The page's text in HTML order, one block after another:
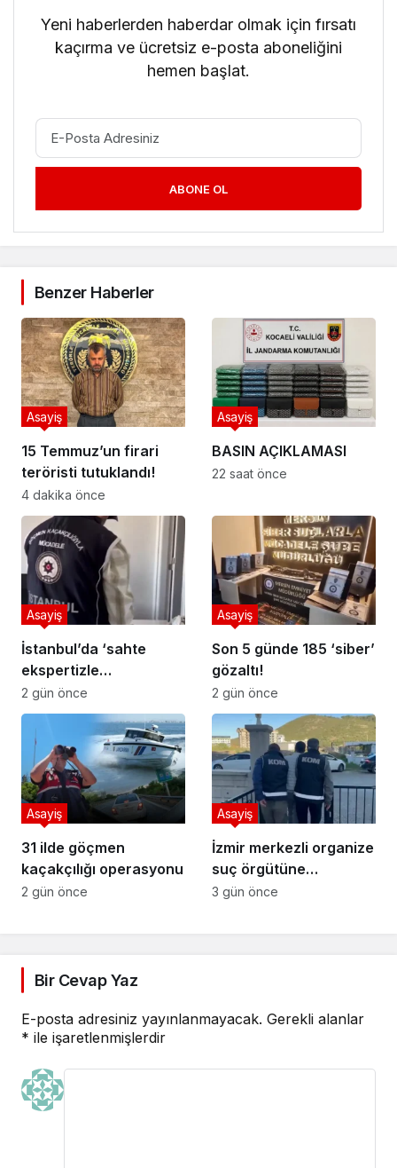
Yeni haberlerden haberdar olmak için fırsatı
kaçırma ve ücretsiz e-posta aboneliğini
hemen başlat.
ABONE OL
Benzer Haberler
15 Temmuz’un firari
teröristi tutuklandı!
Asayiş
4 dakika önce
BASIN AÇIKLAMASI
Asayiş
22 saat önce
İstanbul’da ‘sahte
ekspertizle
vatandaşlık’
operasyonu
Asayiş
2 gün önce
Son 5 günde 185 ‘siber’
gözaltı!
Asayiş
2 gün önce
31 ilde göçmen
kaçakçılığı operasyonu
Asayiş
2 gün önce
İzmir merkezli organize
suç örgütüne
operasyon
Asayiş
3 gün önce
Bir Cevap Yaz
E-posta adresiniz yayınlanmayacak. Gerekli alanlar
* ile işaretlenmişlerdir